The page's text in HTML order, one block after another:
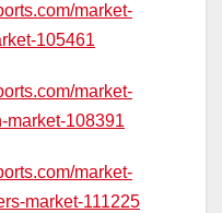
market-
105461
market-
market-108391
market-
market-111225